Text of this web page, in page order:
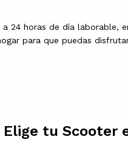
24 horas de día laborable,
para que puedas
Elige tu Scooter